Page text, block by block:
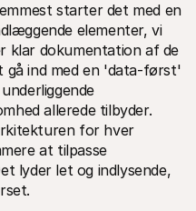
starter det med en
elementer, vi
klar dokumentation af de
gå ind med en 'data-først'
allerede tilbyder.
for hver
at tilpasse
lyder let og indlysende,